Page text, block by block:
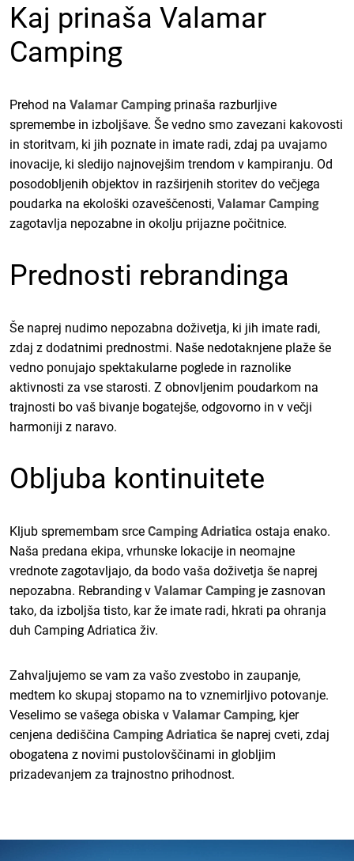
Kaj prinaša Valamar
Camping
Prehod na Valamar Campingprinaša razburljive
spremembe in izboljšave. Še vedno smo zavezani kakovosti
in storitvam, ki jih poznate in imate radi, zdaj pa uvajamo
inovacije, ki sledijo najnovejšim trendom v kampiranju. Od
posodobljenih objektov in razširjenih storitev do večjega
poudarka na ekološki ozaveščenosti, Valamar Camping
zagotavlja nepozabne in okolju prijazne počitnice.
Prednosti rebrandinga
Še naprej nudimo nepozabna doživetja, ki jih imate radi,
zdaj z dodatnimi prednostmi. Naše nedotaknjene plaže še
vedno ponujajo spektakularne poglede in raznolike
aktivnosti za vse starosti. Z obnovljenim poudarkom na
trajnosti bo vaš bivanje bogatejše, odgovorno in v večji
harmoniji z naravo.
Obljuba kontinuitete
Kljub spremembam srce Camping Adriatica ostaja enako.
Naša predana ekipa, vrhunske lokacije in neomajne
vrednote zagotavljajo, da bodo vaša doživetja še naprej
nepozabna. Rebranding v Valamar Campingje zasnovan
tako, da izboljša tisto, kar že imate radi, hkrati pa ohranja
duh Camping Adriatica živ.
Zahvaljujemo se vam za vašo zvestobo in zaupanje,
medtem ko skupaj stopamo na to vznemirljivo potovanje.
Veselimo se vašega obiska v Valamar Camping, kjer
cenjena dediščina Camping Adriatica še naprej cveti, zdaj
obogatena z novimi pustolovščinami in globljim
prizadevanjem za trajnostno prihodnost.